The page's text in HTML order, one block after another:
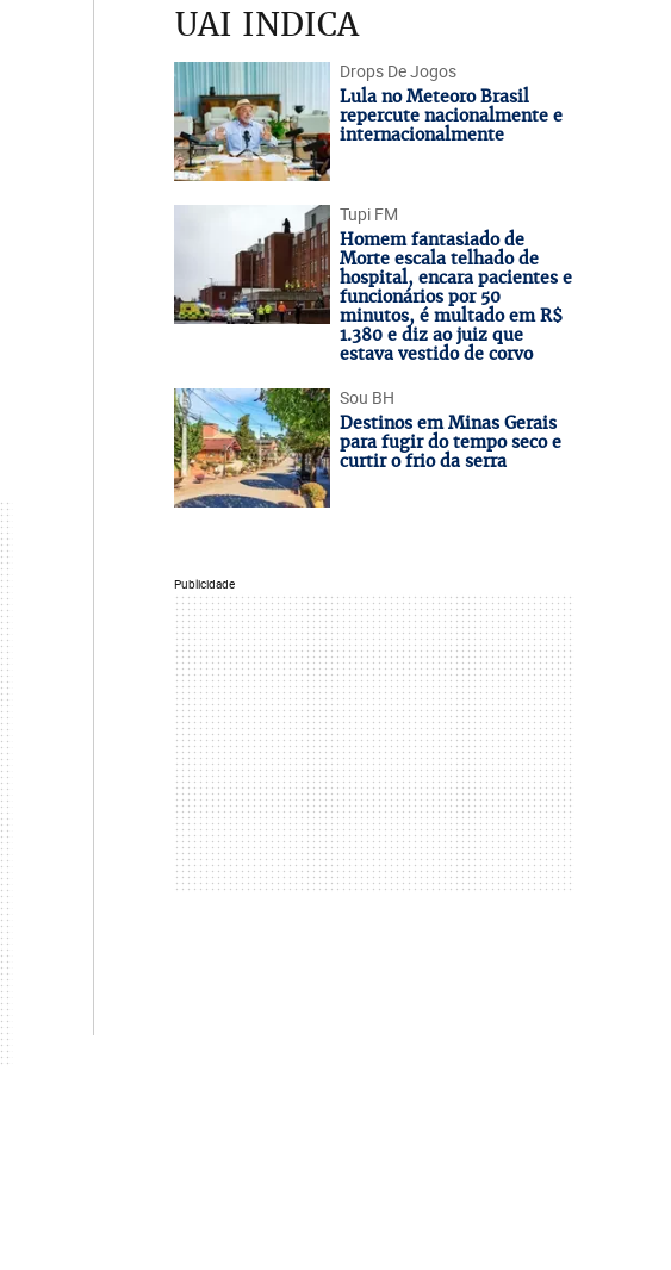
UAI INDICA
Drops De Jogos
Lula no Meteoro Brasil
repercute nacionalmente e
internacionalmente
Tupi FM
Homem fantasiado de
Morte escala telhado de
hospital, encara pacientes e
funcionários por 50
minutos, é multado em R$
1.380 e diz ao juiz que
estava vestido de corvo
Sou BH
Destinos em Minas Gerais
para fugir do tempo seco e
curtir o frio da serra
Publicidade